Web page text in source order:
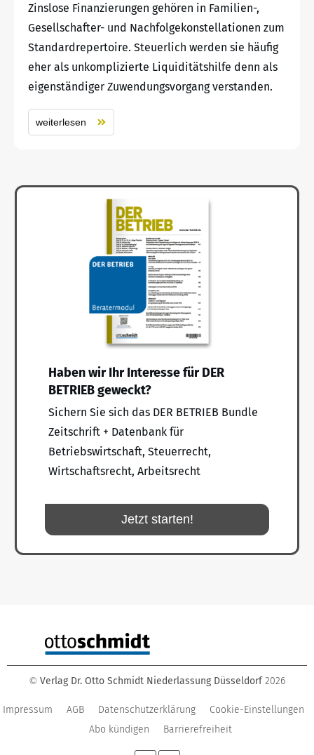
Zinslose Finanzierungen gehören in Familien-,
Gesellschafter- und Nachfolgekonstellationen zum
Standardrepertoire. Steuerlich werden sie häufig
eher als unkomplizierte Liquiditätshilfe denn als
eigenständiger Zuwendungsvorgang verstanden.
weiterlesen
Haben wir Ihr Interesse für DER
BETRIEB geweckt?
Sichern Sie sich das DER BETRIEB Bundle
Zeitschrift + Datenbank für
Betriebswirtschaft, Steuerrecht,
Wirtschaftsrecht, Arbeitsrecht
Jetzt starten!
© Verlag Dr. Otto Schmidt Niederlassung Düsseldorf 2026
Impressum AGB Datenschutzerklärung
Cookie-Einstellungen
Abo kündigen
Barrierefreiheit